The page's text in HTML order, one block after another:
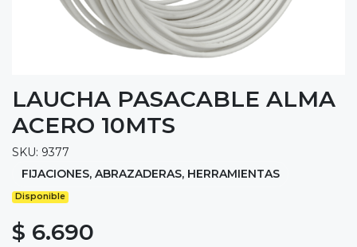
LAUCHA PASACABLE ALMA
ACERO 10MTS
SKU: 9377
FIJACIONES, ABRAZADERAS, HERRAMIENTAS
Disponible
$ 6.690